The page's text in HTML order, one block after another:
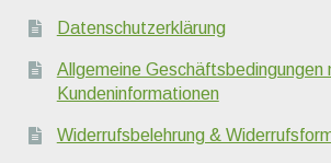
Datenschutzerklärung
Allgemeine Geschäftsbedingungen
Kundeninformationen
Widerrufsbelehrung &